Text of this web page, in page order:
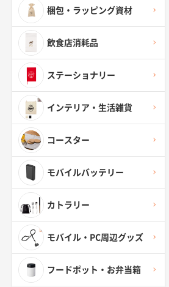
梱包・ラッピング資材
飲食店消耗品
ステーショナリー
インテリア・生活雑貨
コースター
モバイルバッテリー
カトラリー
モバイル・PC周辺グッズ
フードポット・お弁当箱